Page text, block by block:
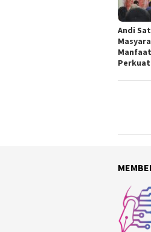
Andi